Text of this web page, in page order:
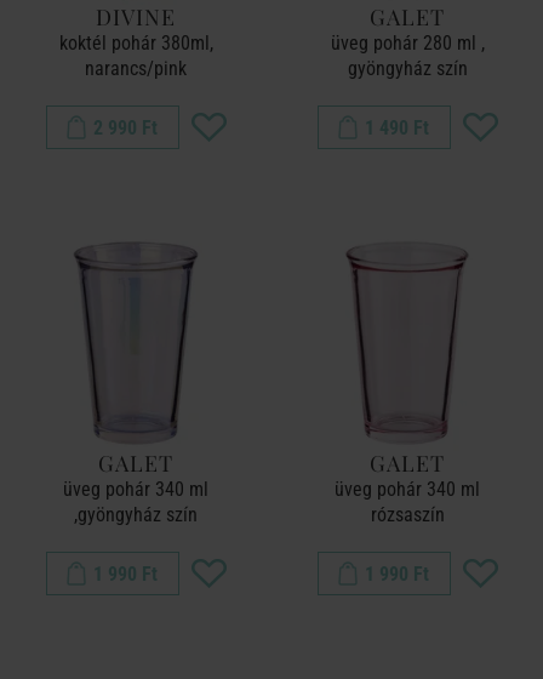
DIVINE
koktél pohár 380ml,
narancs/pink
2 990 Ft
GALET
üveg pohár 280 ml ,
gyöngyház szín
1 490 Ft
GALET
üveg pohár 340 ml
,gyöngyház szín
1 990 Ft
GALET
üveg pohár 340 ml
rózsaszín
1 990 Ft